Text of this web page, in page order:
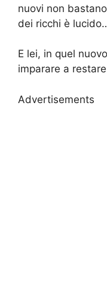
nuovi non
dei ricchi è
E lei, in quel
imparare a
Advertisements